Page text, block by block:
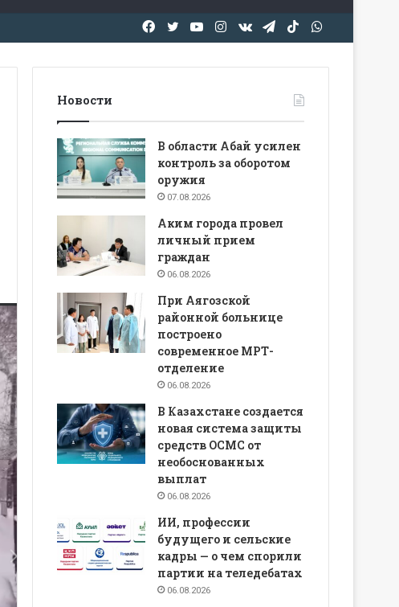
TikTok
Telegram
vk.com
Instagram
YouTube
Twitter
Facebook
Новости
В области Абай усилен
контроль за оборотом
оружия
07.08.2026
Аким города провел
личный прием
граждан
06.08.2026
При Аягозской
районной больнице
построено
современное МРТ-
отделение
06.08.2026
В Казахстане создается
новая система защиты
средств ОСМС от
необоснованных
выплат
06.08.2026
ИИ, профессии
будущего и сельские
кадры — о чем спорили
партии на теледебатах
06.08.2026